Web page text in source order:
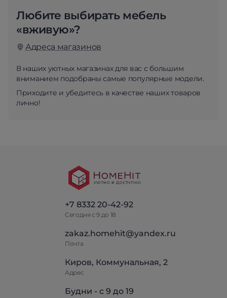
Любите выбирать мебель
«вживую»?
Адреса магазинов
В наших уютных магазинах для вас с большим
вниманием подобраны самые популярные модели.
Приходите и убедитесь в качестве наших товаров
лично!
+7 8332 20-42-92
Сегодня с 9 до 18
zakaz.homehit@yandex.ru
Почта
Киров, Коммунальная, 2
Адрес
Будни - с 9 до 19